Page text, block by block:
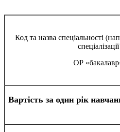
Код та назва спеціальності
спеціалізації
ОР
Вартість за один рік